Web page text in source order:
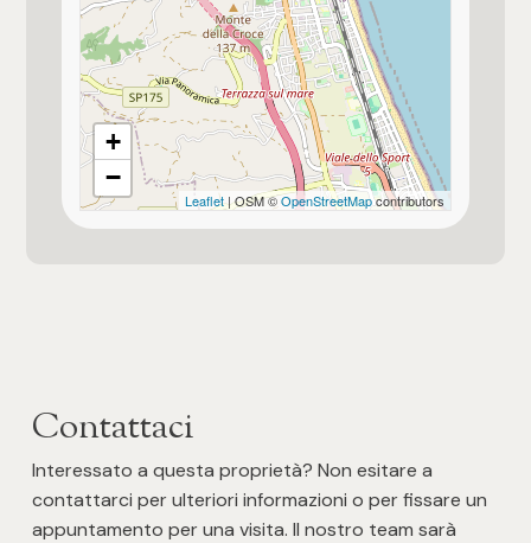
+
−
Leaflet| OSM ©OpenStreetMapcontributors
Contattaci
Interessato a questa proprietà? Non esitare a
contattarci per ulteriori informazioni o per fissare un
appuntamento per una visita. Il nostro team sarà